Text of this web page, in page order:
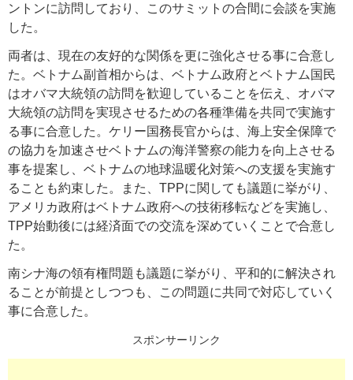
ントンに訪問しており、このサミットの合間に会談を実施
した。
両者は、現在の友好的な関係を更に強化させる事に合意し
た。ベトナム副首相からは、ベトナム政府とベトナム国民
はオバマ大統領の訪問を歓迎していることを伝え、オバマ
大統領の訪問を実現させるための各種準備を共同で実施す
る事に合意した。ケリー国務長官からは、海上安全保障で
の協力を加速させベトナムの海洋警察の能力を向上させる
事を提案し、ベトナムの地球温暖化対策への支援を実施す
ることも約束した。また、TPPに関しても議題に挙がり、
アメリカ政府はベトナム政府への技術移転などを実施し、
TPP始動後には経済面での交流を深めていくことで合意し
た。
南シナ海の領有権問題も議題に挙がり、平和的に解決され
ることが前提としつつも、この問題に共同で対応していく
事に合意した。
スポンサーリンク